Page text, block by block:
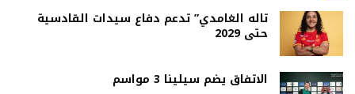
تاله الغامدي” تدعم دفاع سيدات القادسية
حتى 2029
الاتفاق يضم سيلينا 3 مواسم